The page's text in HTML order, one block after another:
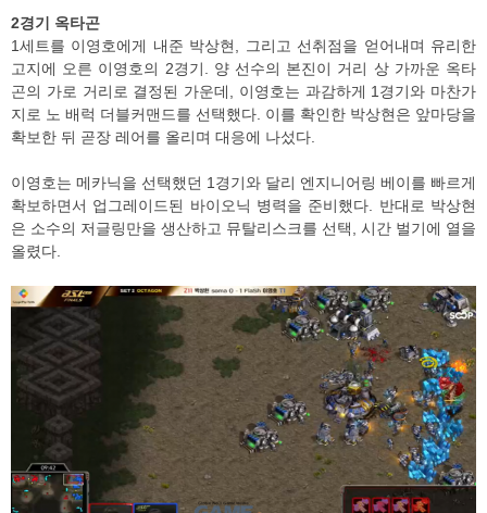
2경기 옥타곤
1세트를 이영호에게 내준 박상현, 그리고 선취점을 얻어내며 유리한
고지에 오른 이영호의 2경기. 양 선수의 본진이 거리 상 가까운 옥타
곤의 가로 거리로 결정된 가운데, 이영호는 과감하게 1경기와 마찬가
지로 노 배럭 더블커맨드를 선택했다. 이를 확인한 박상현은 앞마당을
확보한 뒤 곧장 레어를 올리며 대응에 나섰다.
이영호는 메카닉을 선택했던 1경기와 달리 엔지니어링 베이를 빠르게
확보하면서 업그레이드된 바이오닉 병력을 준비했다. 반대로 박상현
은 소수의 저글링만을 생산하고 뮤탈리스크를 선택, 시간 벌기에 열을
올렸다.